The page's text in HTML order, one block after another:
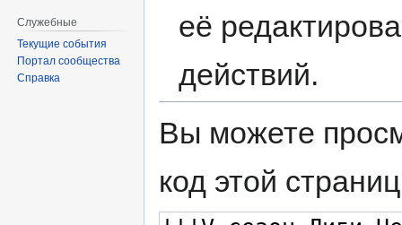
её
действий.
Вы можете
код этой
Служебные
Текущие события
Портал сообщества
Справка